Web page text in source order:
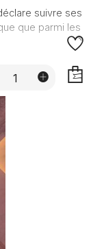
suivre ses
que parmi les